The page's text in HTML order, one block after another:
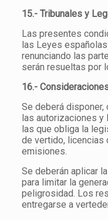
15.- Tribunales y
Las presentes
las Leyes
renunciando las
serán resueltas por
16.-
Se deberá disponer,
las autorizaciones y
las que obliga la
de vertido, licencias
emisiones.
Se deberán aplicar
para limitar la
peligrosidad. Los
entregarse a